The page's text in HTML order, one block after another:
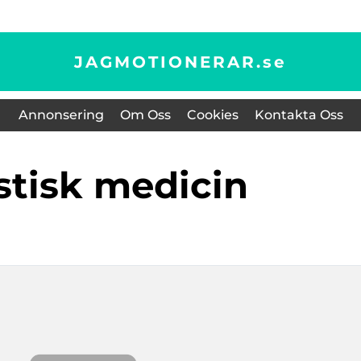
JAGMOTIONERAR.se
Annonsering Om Oss Cookies Kontakta Oss
medicin